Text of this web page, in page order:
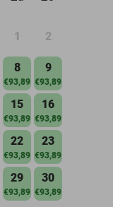
1 2
8
€93,89
9
€93,89
15
€93,89
16
€93,89
22
€93,89
23
€93,89
29
€93,89
30
€93,89